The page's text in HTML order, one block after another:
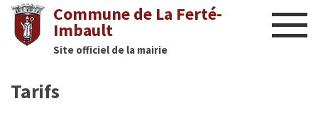
Commune de La Ferté-
Imbault
Site officiel de la mairie
Tarifs